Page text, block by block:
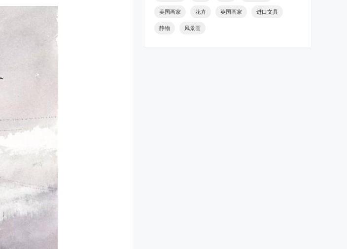
美国画家 花卉 英国画家 进口文具
静物 风景画